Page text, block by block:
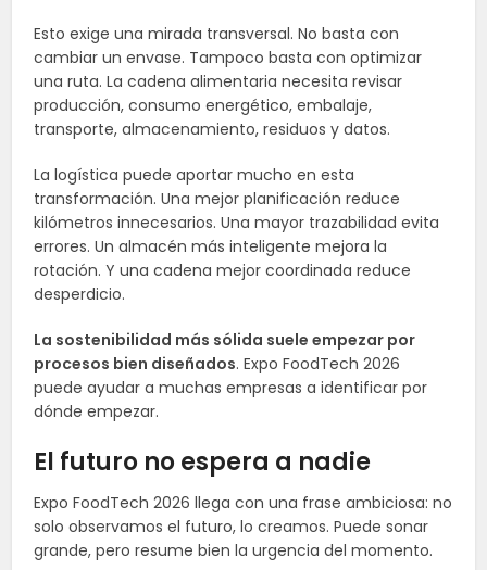
Esto exige una mirada transversal. No basta con
cambiar un envase. Tampoco basta con optimizar
una ruta. La cadena alimentaria necesita revisar
producción, consumo energético, embalaje,
transporte, almacenamiento, residuos y datos.
La logística puede aportar mucho en esta
transformación. Una mejor planificación reduce
kilómetros innecesarios. Una mayor trazabilidad evita
errores. Un almacén más inteligente mejora la
rotación. Y una cadena mejor coordinada reduce
desperdicio.
La sostenibilidad más sólida suele empezar por
procesos bien diseñados. Expo FoodTech 2026
puede ayudar a muchas empresas a identificar por
dónde empezar.
El futuro no espera a nadie
Expo FoodTech 2026 llega con una frase ambiciosa: no
solo observamos el futuro, lo creamos. Puede sonar
grande, pero resume bien la urgencia del momento.